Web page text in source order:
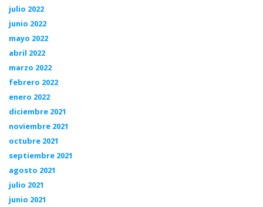
julio 2022
junio 2022
mayo 2022
abril 2022
marzo 2022
febrero 2022
enero 2022
diciembre 2021
noviembre 2021
octubre 2021
septiembre 2021
agosto 2021
julio 2021
junio 2021